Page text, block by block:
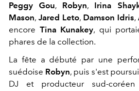
Peggy Gou, Robyn, Irina
Mason, Jared Leto, Damson Idris,
encore Tina Kunakey, qui
phares de la collection.
La fête a débuté par une
suédoise Robyn, puis s'est
DJ et producteur sud-coréen